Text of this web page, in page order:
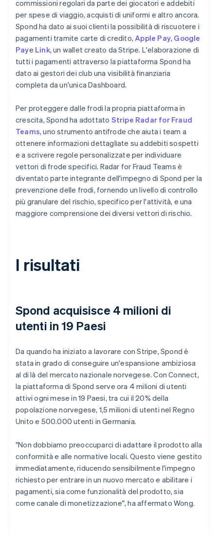
commissioni regolari da parte dei giocatori e addebiti
per spese di viaggio, acquisti di uniformi e altro ancora.
Spond ha dato ai suoi clienti la possibilità di riscuotere i
pagamenti tramite carte di credito, Apple Pay, Google
Paye Link, un wallet creato da Stripe. L'elaborazione di
tutti i pagamenti attraverso la piattaforma Spond ha
dato ai gestori dei club una visibilità finanziaria
completa da un'unica Dashboard.
Per proteggere dalle frodi la propria piattaforma in
crescita, Spond ha adottato Stripe Radar for Fraud
Teams, uno strumento antifrode che aiuta i team a
ottenere informazioni dettagliate su addebiti sospetti
e a scrivere regole personalizzate per individuare
vettori di frode specifici. Radar for Fraud Teams è
diventato parte integrante dell'impegno di Spond per la
prevenzione delle frodi, fornendo un livello di controllo
più granulare del rischio, specifico per l'attività, e una
maggiore comprensione dei diversi vettori di rischio.
I risultati
Spond acquisisce 4 milioni di
utenti in 19 Paesi
Da quando ha iniziato a lavorare con Stripe, Spond è
stata in grado di conseguire un'espansione ambiziosa
al di là del mercato nazionale norvegese. Con Connect,
la piattaforma di Spond serve ora 4 milioni di utenti
attivi ogni mese in 19 Paesi, tra cui il 20% della
popolazione norvegese, 1,5 milioni di utenti nel Regno
Unito e 500.000 utenti in Germania.
"Non dobbiamo preoccuparci di adattare il prodotto alla
conformità e alle normative locali. Questo viene gestito
immediatamente, riducendo sensibilmente l'impegno
richiesto per entrare in un nuovo mercato e abilitare i
pagamenti, sia come funzionalità del prodotto, sia
come canale di monetizzazione", ha affermato Wong.